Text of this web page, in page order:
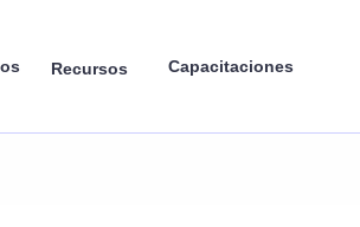
Recursos Capacitaciones